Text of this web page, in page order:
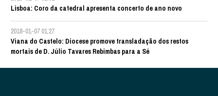
Lisboa: Coro da catedral apresenta concerto de ano novo
2018-01-07 01:27
Viana do Castelo: Diocese promove transladação dos restos
mortais de D. Júlio Tavares Rebimbas para a Sé